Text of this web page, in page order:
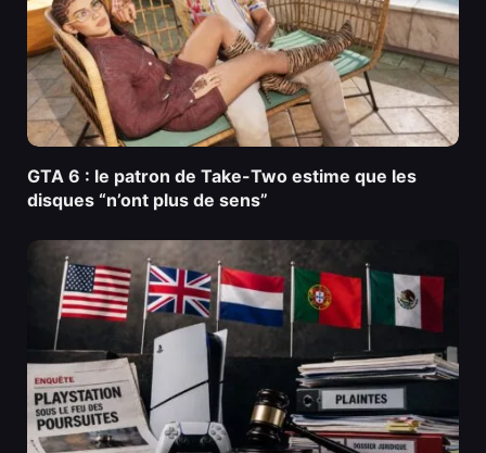
GTA 6 : le patron de Take-Two estime que les
disques “n’ont plus de sens”